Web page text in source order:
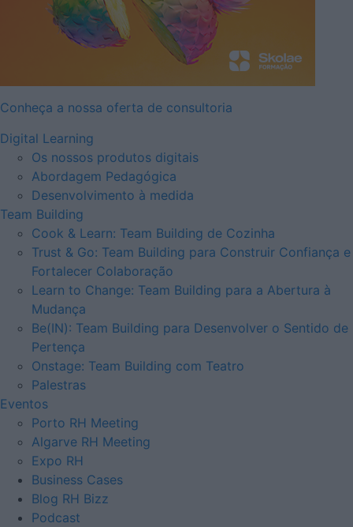
Conheça a nossa oferta de consultoria
Digital Learning
Os nossos produtos digitais
Abordagem Pedagógica
Desenvolvimento à medida
Team Building
Cook & Learn: Team Building de Cozinha
Trust & Go: Team Building para Construir Confiança e
Fortalecer Colaboração
Learn to Change: Team Building para a Abertura à
Mudança
Be(IN): Team Building para Desenvolver o Sentido de
Pertença
Onstage: Team Building com Teatro
Palestras
Eventos
Porto RH Meeting
Algarve RH Meeting
Expo RH
Business Cases
Blog RH Bizz
Podcast